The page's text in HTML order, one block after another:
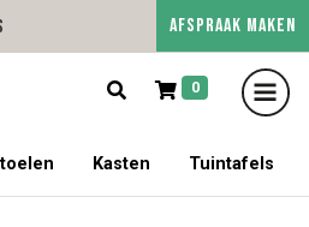
Persoonlijk advies op
AFSPRAAK MAKEN
0
een tafel met stoelen!
Kasten Tuintafels